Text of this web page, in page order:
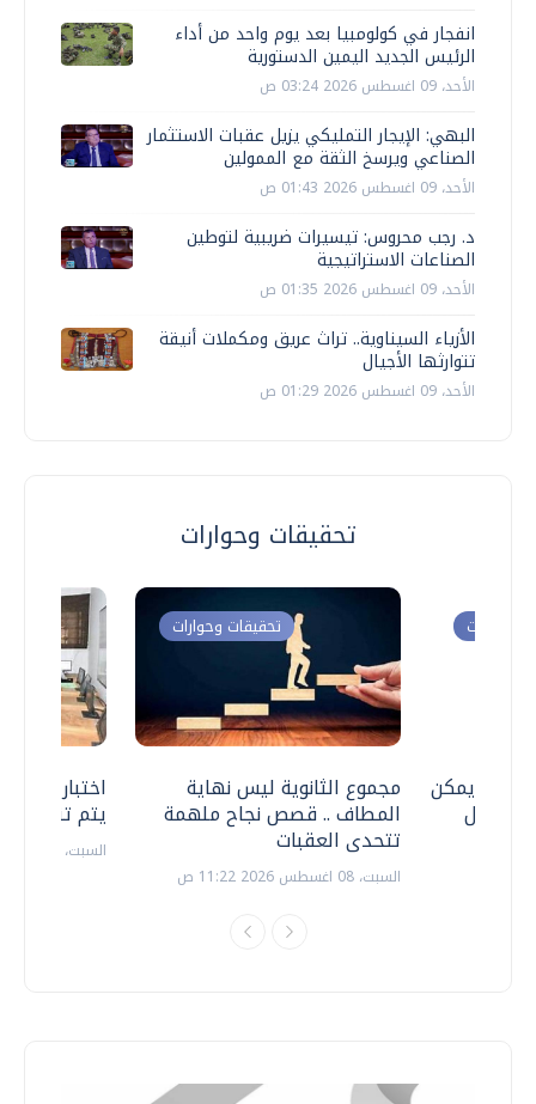
انفجار في كولومبيا بعد يوم واحد من أداء
الرئيس الجديد اليمين الدستورية
الأحد، 09 اغسطس 2026 03:24 ص
البهي: الإيجار التمليكي يزيل عقبات الاستثمار
الصناعي ويرسخ الثقة مع الممولين
الأحد، 09 اغسطس 2026 01:43 ص
د. رجب محروس: تيسيرات ضريبية لتوطين
الصناعات الاستراتيجية
الأحد، 09 اغسطس 2026 01:35 ص
الأزياء السيناوية.. تراث عريق ومكملات أنيقة
تتوارثها الأجيال
الأحد، 09 اغسطس 2026 01:29 ص
تحقيقات وحوارات
اختبارات
يتم
السبت، 18 يوليو 2026 09:22 ص
تحقيقات وحوارات
مجموع الثانوية ليس نهاية
المطاف .. قصص نجاح ملهمة
تتحدى العقبات
السبت، 08 اغسطس 2026 11:22 ص
وحوارات
.. هل يمكن
نتعامل